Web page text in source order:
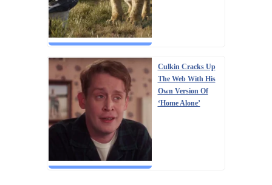
Culkin Cracks Up
The Web With His
Own Version Of
‘Home Alone’